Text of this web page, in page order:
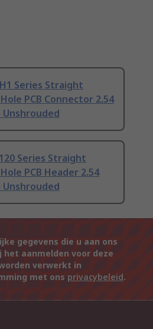
Series Straight
PCB Connector 2.54
Unshrouded
Series Straight
PCB Header 2.54
Unshrouded
gegevens die u aan ons
aanmelden voor deze
verwerkt in
met ons privacybeleid.